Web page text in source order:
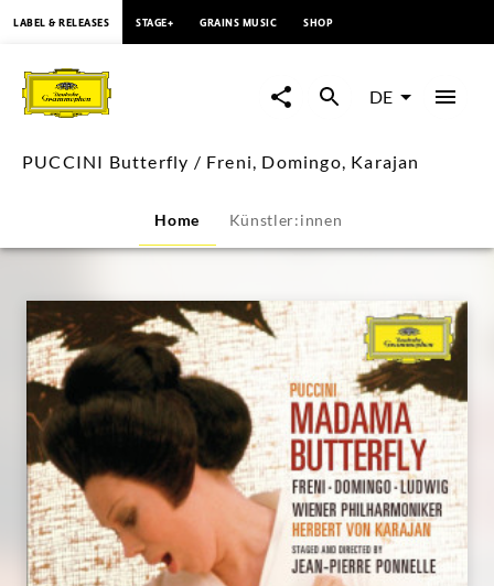
PUCCINI
Butterfly
Domingo,
Karajan
Deutsche
Grammophon
LABEL & RELEASES STAGE+ GRAINS MUSIC SHOP
DE
PUCCINI Butterfly / Freni, Domingo, Karajan
Home Künstler:innen